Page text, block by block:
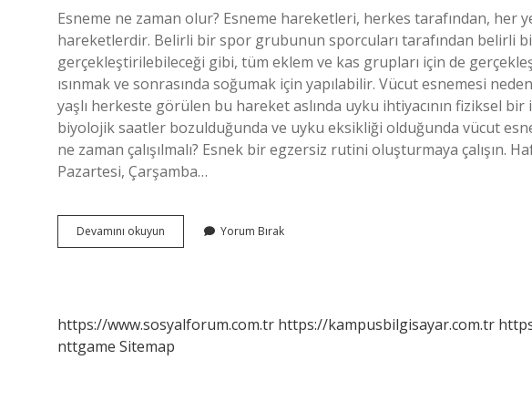
Esneme ne zaman olur? Esneme hareketleri, herkes tarafından, her
hareketlerdir. Belirli bir spor grubunun sporcuları tarafından belirli
gerçekleştirilebileceği gibi, tüm eklem ve kas grupları için de
ısınmak ve sonrasında soğumak için yapılabilir. Vücut esnemesi
yaşlı herkeste görülen bu hareket aslında uyku ihtiyacının fiziksel
biyolojik saatler bozulduğunda ve uyku eksikliği olduğunda vücut
ne zaman çalışılmalı? Esnek bir egzersiz rutini oluşturmaya çalışın.
Pazartesi, Çarşamba…
Devamını okuyun
Ne
Yorum Bırak
https://www.sosyalforum.com.tr https://kampusbilgisayar.com.tr
nttgame Sitemap